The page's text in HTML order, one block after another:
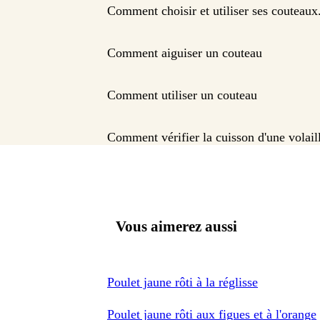
Comment choisir et utiliser ses
Comment aiguiser un couteau
Comment utiliser un couteau
Comment vérifier la cuisson d'une
Vous aimerez aussi
Poulet jaune rôti à la réglisse
Poulet jaune rôti aux figues et à l'orange